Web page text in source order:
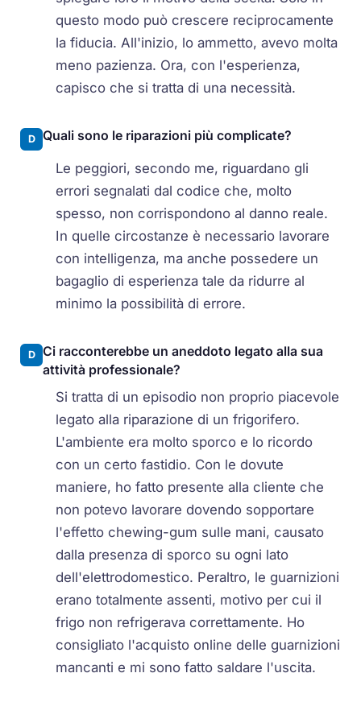
questo modo può crescere reciprocamente
la fiducia. All'inizio, lo ammetto, avevo molta
meno pazienza. Ora, con l'esperienza,
capisco che si tratta di una necessità.
D Quali sono le riparazioni più complicate?
Le peggiori, secondo me, riguardano gli
errori segnalati dal codice che, molto
spesso, non corrispondono al danno reale.
In quelle circostanze è necessario lavorare
con intelligenza, ma anche possedere un
bagaglio di esperienza tale da ridurre al
minimo la possibilità di errore.
D
Ci racconterebbe un aneddoto legato alla sua
attività professionale?
Si tratta di un episodio non proprio piacevole
legato alla riparazione di un frigorifero.
L'ambiente era molto sporco e lo ricordo
con un certo fastidio. Con le dovute
maniere, ho fatto presente alla cliente che
non potevo lavorare dovendo sopportare
l'effetto chewing-gum sulle mani, causato
dalla presenza di sporco su ogni lato
dell'elettrodomestico. Peraltro, le guarnizioni
erano totalmente assenti, motivo per cui il
frigo non refrigerava correttamente. Ho
consigliato l'acquisto online delle guarnizioni
mancanti e mi sono fatto saldare l'uscita.